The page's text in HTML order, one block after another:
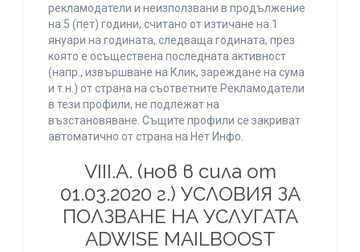
рекламодатели и неизползвани в продължение
на 5 (пет) години, считано от изтичане на 1
януари на годината, следваща годината, през
която е осъществена последната активност
(напр., извършване на Клик, зареждане на сума
и т.н.) от страна на съответните Рекламодатели
в тези профили, не подлежат на
възстановяване. Същите профили се закриват
автоматично от страна на Нет Инфо.
VIII.A. (нов в сила от
01.03.2020 г.) УСЛОВИЯ ЗА
ПОЛЗВАНЕ НА УСЛУГАТА
ADWISE MAILBOOST